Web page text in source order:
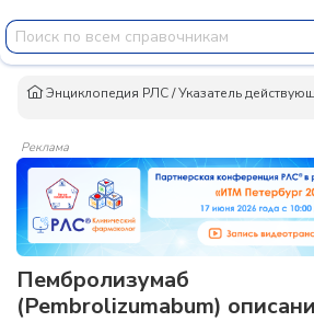
Энциклопедия РЛС/Указатель
Реклама
Пембролизумаб
(Pembrolizumabum)